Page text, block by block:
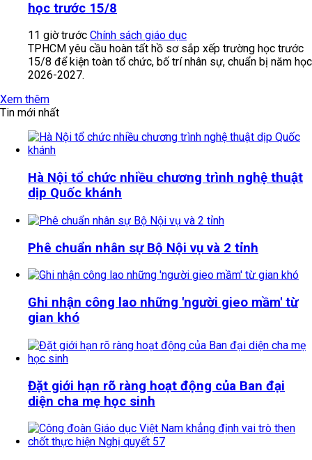
học trước 15/8
11 giờ trước Chính sách giáo dục
TPHCM yêu cầu hoàn tất hồ sơ sắp xếp trường học trước
15/8 để kiện toàn tổ chức, bố trí nhân sự, chuẩn bị năm học
2026-2027.
Xem thêm
Tin mới nhất
Hà Nội tổ chức nhiều chương trình nghệ thuật
dịp Quốc khánh
Phê chuẩn nhân sự Bộ Nội vụ và 2 tỉnh
Ghi nhận công lao những 'người gieo mầm' từ
gian khó
Đặt giới hạn rõ ràng hoạt động của Ban đại
diện cha mẹ học sinh